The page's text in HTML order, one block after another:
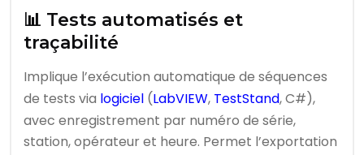
📊 Tests automatisés et
traçabilité
Implique l’exécution automatique de séquences
de tests via logiciel (LabVIEW, TestStand, C#),
avec enregistrement par numéro de série,
station, opérateur et heure. Permet l’exportation